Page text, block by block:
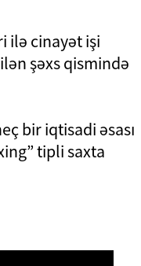
ilə cinayət işi
şəxs qismində
bir iqtisadi əsası
tipli saxta